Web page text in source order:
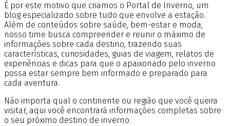
É por este motivo que criamos o Portal de Inverno, um
blog especializado sobre tudo que envolve a estação.
Além de conteúdos sobre saúde, bem-estar e moda,
nosso time busca compreender e reunir o máximo de
informações sobre cada destino, trazendo suas
características, curiosidades, guias de viagem, relatos de
experiências e dicas para que o apaixonado pelo inverno
possa estar sempre bem informado e preparado para
cada aventura.
Não importa qual o continente ou região que você queira
visitar, aqui você encontrará informações completas sobre
o seu próximo destino de inverno.